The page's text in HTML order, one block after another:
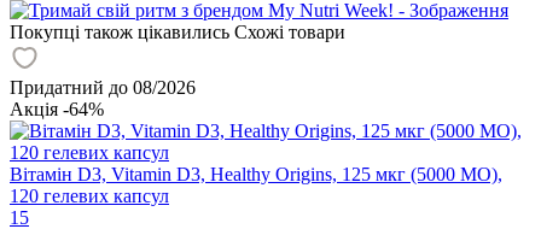
Покупці також цікавились Схожі товари
Придатний до 08/2026
Акція -64%
Вітамін D3, Vitamin D3, Healthy Origins, 125 мкг (5000 МО),
120 гелевих капсул
15